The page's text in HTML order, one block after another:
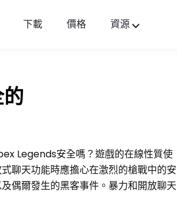
下載 價格 資源
Legends安全嗎？遊戲的在線性質使
聊天功能時應擔心在激烈的槍戰中的安
偶爾發生的黑客事件。暴力和開放聊天